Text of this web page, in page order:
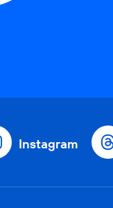
Instagram